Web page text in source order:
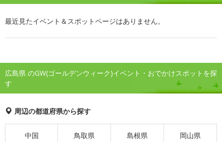
最近見たイベント＆スポットページはありません。
広島県 のGW(ゴールデンウィーク)イベント・おでかけスポットを探
す
周辺の都道府県から探す
中国 鳥取県 島根県 岡山県